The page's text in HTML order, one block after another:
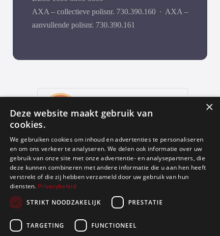
AXA – collectieve polisnr. 730.390.160 · AXA –
aanvullende polisnr. 730.390.161
652 reviews 9
Google Reviews
588 reviews
×
Deze website maakt gebruik van
cookies.
We gebruiken cookies om inhoud en advertenties te personaliseren
en om ons verkeer te analyseren. We delen ook informatie over uw
gebruik van onze site met onze advertentie- en analysepartners, die
deze kunnen combineren met andere informatie die u aan hen heeft
verstrekt of die zij hebben verzameld door uw gebruik van hun
diensten. Privacybeleid
STRIKT NOODZAKELIJK
PRESTATIE
TARGETING FUNCTIONEEL